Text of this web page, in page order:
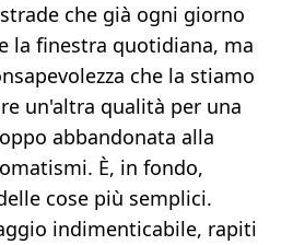
che già ogni giorno
la finestra quotidiana, ma
che la stiamo
un'altra qualità per una
abbandonata alla
È, in fondo,
cose più semplici.
indimenticabile, rapiti